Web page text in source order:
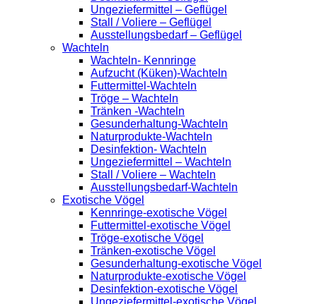
Ungeziefermittel – Geflügel
Stall / Voliere – Geflügel
Ausstellungsbedarf – Geflügel
Wachteln
Wachteln- Kennringe
Aufzucht (Küken)-Wachteln
Futtermittel-Wachteln
Tröge – Wachteln
Tränken -Wachteln
Gesunderhaltung-Wachteln
Naturprodukte-Wachteln
Desinfektion- Wachteln
Ungeziefermittel – Wachteln
Stall / Voliere – Wachteln
Ausstellungsbedarf-Wachteln
Exotische Vögel
Kennringe-exotische Vögel
Futtermittel-exotische Vögel
Tröge-exotische Vögel
Tränken-exotische Vögel
Gesunderhaltung-exotische Vögel
Naturprodukte-exotische Vögel
Desinfektion-exotische Vögel
Ungeziefermittel-exotische Vögel